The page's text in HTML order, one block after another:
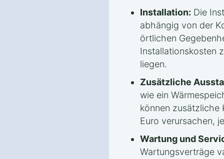
Installation: Die
abhängig von der
örtlichen
Installationskosten
liegen.
Zusätzliche
wie ein
können zusätzliche
Euro verursachen,
Wartung und
Wartungsverträge